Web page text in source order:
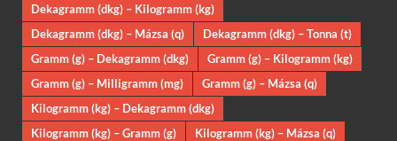
Dekagramm (dkg) – Kilogramm (kg)
Dekagramm (dkg) – Mázsa (q)
Dekagramm (dkg) – Tonna (t)
Gramm (g) – Dekagramm (dkg)
Gramm (g) – Kilogramm (kg)
Gramm (g) – Milligramm (mg)
Gramm (g) – Mázsa (q)
Kilogramm (kg) – Dekagramm (dkg)
Kilogramm (kg) – Gramm (g)
Kilogramm (kg) – Mázsa (q)